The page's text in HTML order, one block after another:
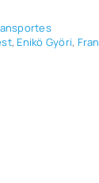
, Enikö Gyö­ri,